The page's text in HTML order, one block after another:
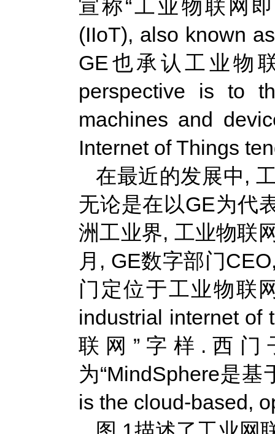
宣称“工业物联网
(IIoT), also known
GE也承认工业物
perspective is to
machines and
Internet of Things
在最近的发展中,
无论是在以GE为代
洲工业界, 工业物联
月, GE数字部门
门定位于工业物联
industrial internet of
联网”字样.西门
为“MindSphere是
is the cloud-based,